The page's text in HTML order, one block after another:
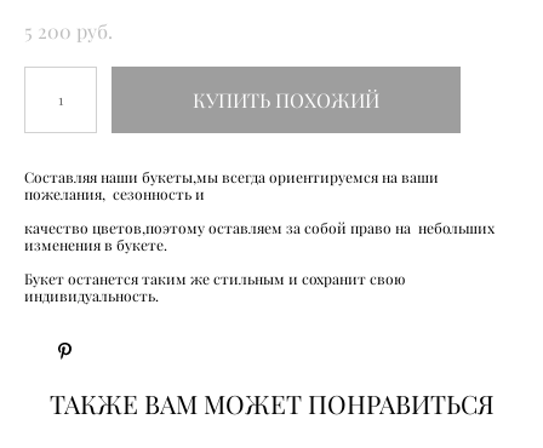
5 200 pуб.
КУПИТЬ ПОХОЖИЙ
Составляя наши букеты,мы всегда ориентируемся на ваши
пожелания, сезонность и
качество цветов,поэтому оставляем за собой право на небольших
изменения в букете.
Букет останется таким же стильным и сохранит свою
индивидуальность.
ТАКЖЕ ВАМ МОЖЕТ ПОНРАВИТЬСЯ